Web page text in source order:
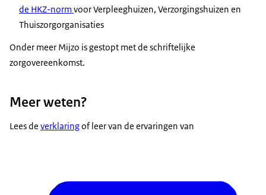
de HKZ-norm voor Verpleeghuizen, Verzorgingshuizen en
Thuiszorgorganisaties
Onder meer Mijzo is gestopt met de schriftelijke
zorgovereenkomst.
Meer weten?
Lees de verklaringof leer van de ervaringen van